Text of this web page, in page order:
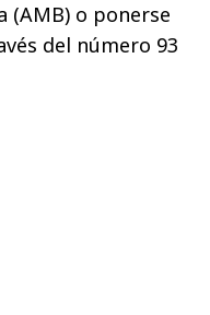
(AMB) o ponerse
del número 93